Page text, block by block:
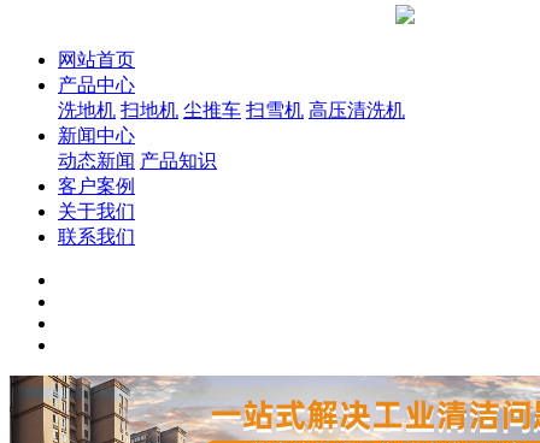
网站首页
产品中心
洗地机 扫地机 尘推车 扫雪机 高压清洗机
新闻中心
动态新闻 产品知识
客户案例
关于我们
联系我们